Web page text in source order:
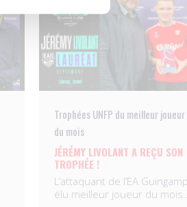
Trophées UNFP du meilleur joueur
du mois
JÉRÉMY LIVOLANT A REÇU SON
TROPHÉE !
L’attaquant de l’EA
élu meilleur joueur du